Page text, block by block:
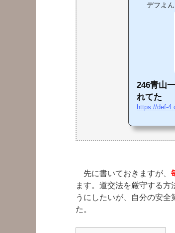
デフよん
246青山
れてた
https://def-
先に書いておきますが、
ます。道交法を厳守する
うにしたいが、自分の安
た。